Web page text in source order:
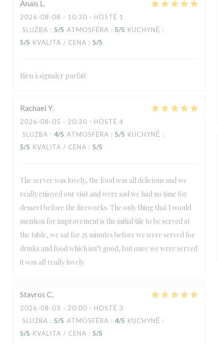
Anais L
2026-08-08 - 10:30 - HOSTÉ 1
SLUŽBA : 5/5 ATMOSFÉRA : 5/5 KUCHYNĚ :
5/5 KVALITA / CENA : 5/5
Rien à signaler parfait
Rachael Y
2026-08-05 - 20:30 - HOSTÉ 4
SLUŽBA : 4/5 ATMOSFÉRA : 5/5 KUCHYNĚ :
5/5 KVALITA / CENA : 5/5
The server was lovely, the food was all delicious and we
really enjoyed our visit and were sad we had no time for
dessert before the fireworks. The only thing that I would
mention for improvement is the initial tile to be served at
the table, we sat for 25 minutes before we were served for
drinks and food which isn’t good, but once we were served
it was all really lovely
Stavros C
2026-08-03 - 20:00 - HOSTÉ 3
SLUŽBA : 5/5 ATMOSFÉRA : 4/5 KUCHYNĚ :
5/5 KVALITA / CENA : 5/5